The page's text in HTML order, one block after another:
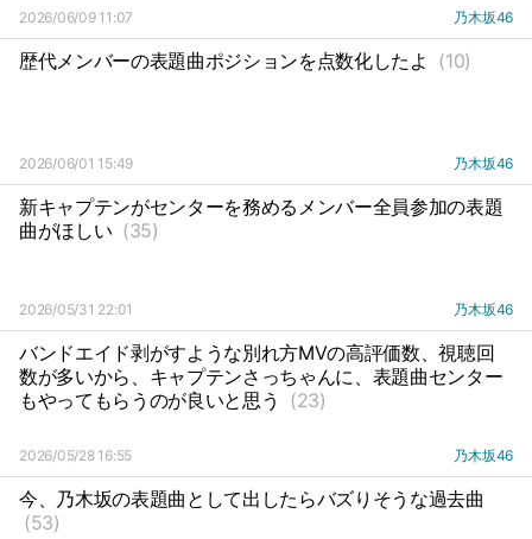
2026/06/09 11:07 乃木坂46
歴代メンバーの表題曲ポジションを点数化したよ (10)
2026/06/01 15:49 乃木坂46
新キャプテンがセンターを務めるメンバー全員参加の表題
曲がほしい (35)
2026/05/31 22:01 乃木坂46
バンドエイド剥がすような別れ方MVの高評価数、視聴回
数が多いから、キャプテンさっちゃんに、表題曲センター
もやってもらうのが良いと思う
(23)
2026/05/28 16:55 乃木坂46
今、乃木坂の表題曲として出したらバズりそうな過去曲
(53)